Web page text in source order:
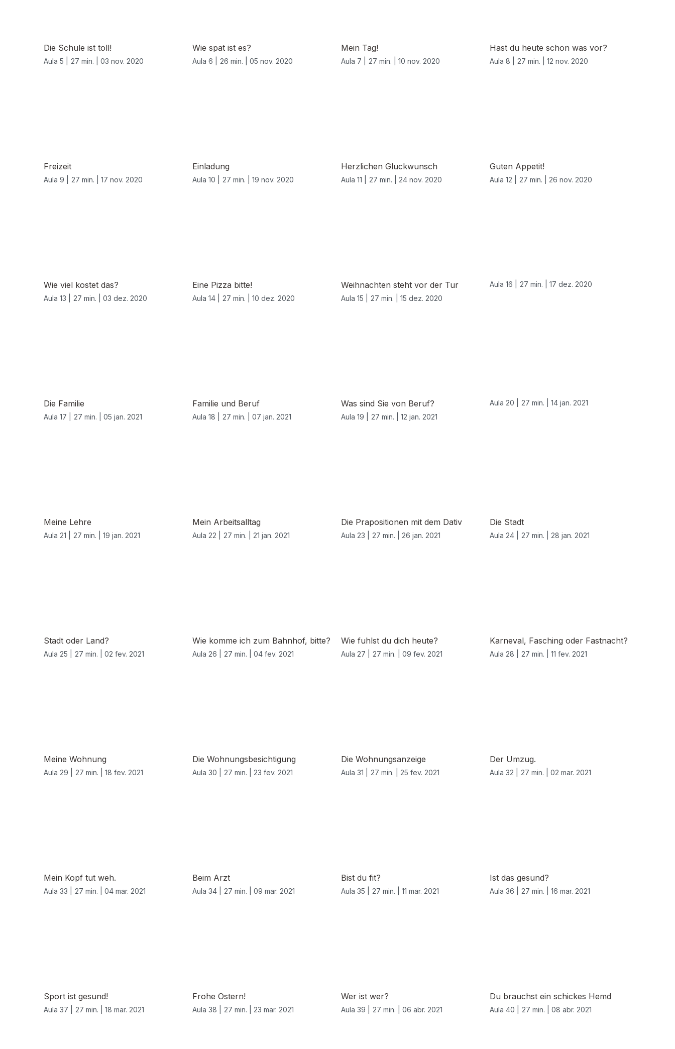
Die Schule ist toll!
Aula 5 | 27 min. | 03 nov. 2020
Wie spat ist es?
Aula 6 | 26 min. | 05 nov. 2020
Mein Tag!
Aula 7 | 27 min. | 10 nov. 2020
Hast du heute schon was vor?
Aula 8 | 27 min. | 12 nov. 2020
Freizeit
Aula 9 | 27 min. | 17 nov. 2020
Einladung
Aula 10 | 27 min. | 19 nov. 2020
Herzlichen Gluckwunsch
Aula 11 | 27 min. | 24 nov. 2020
Guten Appetit!
Aula 12 | 27 min. | 26 nov. 2020
Wie viel kostet das?
Aula 13 | 27 min. | 03 dez. 2020
Eine Pizza bitte!
Aula 14 | 27 min. | 10 dez. 2020
Weihnachten steht vor der Tur
Aula 15 | 27 min. | 15 dez. 2020
Aula 16 | 27 min. | 17 dez. 2020
Die Familie
Aula 17 | 27 min. | 05 jan. 2021
Familie und Beruf
Aula 18 | 27 min. | 07 jan. 2021
Was sind Sie von Beruf?
Aula 19 | 27 min. | 12 jan. 2021
Aula 20 | 27 min. | 14 jan. 2021
Meine Lehre
Aula 21 | 27 min. | 19 jan. 2021
Mein Arbeitsalltag
Aula 22 | 27 min. | 21 jan. 2021
Die Prapositionen mit dem Dativ
Aula 23 | 27 min. | 26 jan. 2021
Die Stadt
Aula 24 | 27 min. | 28 jan. 2021
Stadt oder Land?
Aula 25 | 27 min. | 02 fev. 2021
Wie komme ich zum Bahnhof, bitte?
Aula 26 | 27 min. | 04 fev. 2021
Wie fuhlst du dich heute?
Aula 27 | 27 min. | 09 fev. 2021
Karneval, Fasching oder Fastnacht?
Aula 28 | 27 min. | 11 fev. 2021
Meine Wohnung
Aula 29 | 27 min. | 18 fev. 2021
Die Wohnungsbesichtigung
Aula 30 | 27 min. | 23 fev. 2021
Die Wohnungsanzeige
Aula 31 | 27 min. | 25 fev. 2021
Der Umzug.
Aula 32 | 27 min. | 02 mar. 2021
Mein Kopf tut weh.
Aula 33 | 27 min. | 04 mar. 2021
Beim Arzt
Aula 34 | 27 min. | 09 mar. 2021
Bist du fit?
Aula 35 | 27 min. | 11 mar. 2021
Ist das gesund?
Aula 36 | 27 min. | 16 mar. 2021
Sport ist gesund!
Aula 37 | 27 min. | 18 mar. 2021
Frohe Ostern!
Aula 38 | 27 min. | 23 mar. 2021
Wer ist wer?
Aula 39 | 27 min. | 06 abr. 2021
Du brauchst ein schickes Hemd
Aula 40 | 27 min. | 08 abr. 2021